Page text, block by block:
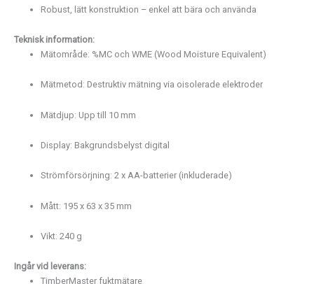
Robust, lätt konstruktion – enkel att bära och använda
Teknisk information:
Mätområde: %MC ochWME (Wood Moisture Equivalent)
Mätmetod: Destruktiv mätningvia oisolerade elektroder
Mätdjup: Upptill 10 mm
Display: Bakgrundsbelyst digital
Strömförsörjning:2xAA-batterier (inkluderade)
Mått: 195x 63x35 mm
Vikt:240 g
Ingårvid leverans:
TimberMasterfuktmätare